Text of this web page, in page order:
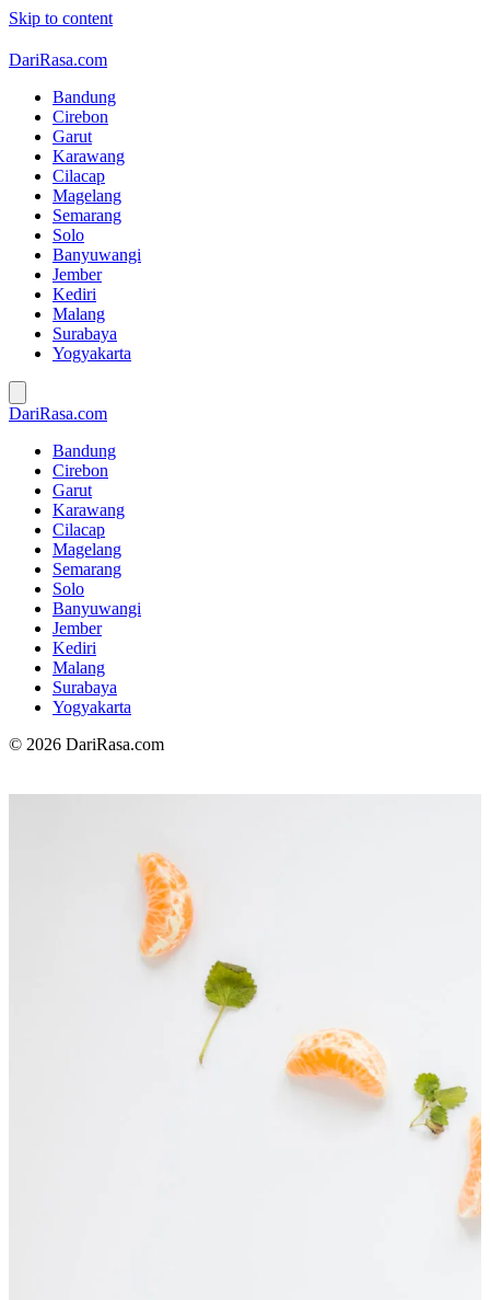
Skip to content
DariRasa.com
Bandung
Cirebon
Garut
Karawang
Cilacap
Magelang
Semarang
Solo
Banyuwangi
Jember
Kediri
Malang
Surabaya
Yogyakarta
DariRasa.com
Bandung
Cirebon
Garut
Karawang
Cilacap
Magelang
Semarang
Solo
Banyuwangi
Jember
Kediri
Malang
Surabaya
Yogyakarta
© 2026 DariRasa.com